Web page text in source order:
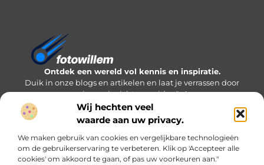
Wij hechten veel
waarde aan uw privacy.
We maken gebruik van cookies en vergelijkbare technologieën
om de gebruikerservaring te verbeteren. Klik op 'Accepteer alle
cookies' om akkoord te gaan, of pas uw voorkeuren aan."
Ontdek een wereld vol kennis en inspiratie.
Duik in onze blogs en artikelen en laat je verrassen door
nieuwe inzichten en ideeën!
Bericht categorie